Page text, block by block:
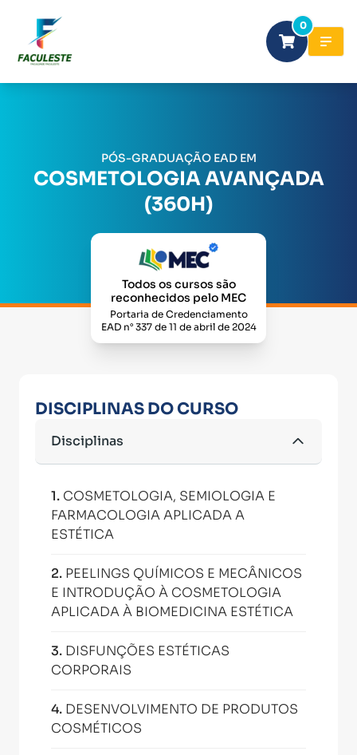
0
PÓS-GRADUAÇÃO EAD EM
COSMETOLOGIA AVANÇADA
(360H)
Todos os cursos são
reconhecidos pelo MEC
Portaria de Credenciamento
EAD n° 337 de 11 de abril de 2024
DISCIPLINAS DO CURSO
Disciplinas
1. COSMETOLOGIA, SEMIOLOGIA E
FARMACOLOGIA APLICADA A
ESTÉTICA
2. PEELINGS QUÍMICOS E MECÂNICOS
E INTRODUÇÃO À COSMETOLOGIA
APLICADA À BIOMEDICINA ESTÉTICA
3. DISFUNÇÕES ESTÉTICAS
CORPORAIS
4. DESENVOLVIMENTO DE PRODUTOS
COSMÉTICOS